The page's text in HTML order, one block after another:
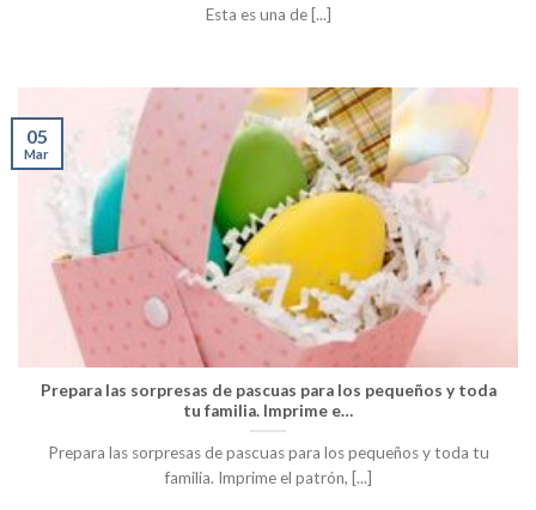
Esta es una de [...]
Prepara las sorpresas de pascuas para los pequeños y toda
tu familia. Imprime e…
Prepara las sorpresas de pascuas para los pequeños y toda tu
familia. Imprime el patrón, [...]
05
Mar